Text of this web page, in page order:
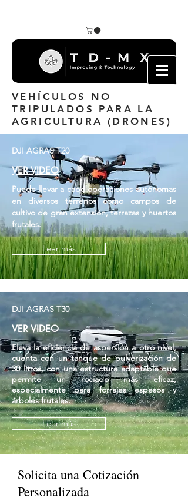
VEHÍCULOS NO
TRIPULADOS PARA LA
AGRICULTURA (DRONES)
DJI AGRAS T20
VER VIDEO
Puede llevar a cabo operaciones autónomas
en diversos terrenos como campos de
cultivo de gran extensión, terrazas y huertos
frutales.
Leer más
DJI AGRAS T30
VER VIDEO
Eleva la eficiencia de aspersión a otro nivel,
cuenta con un tanque de pulverización de
30 litros, con una estructura adaptable que
permite un rociado más eficaz,
especialmente para forrajes espesos y
árboles frutales.
Leer más
Solicita una Cotización
Personalizada